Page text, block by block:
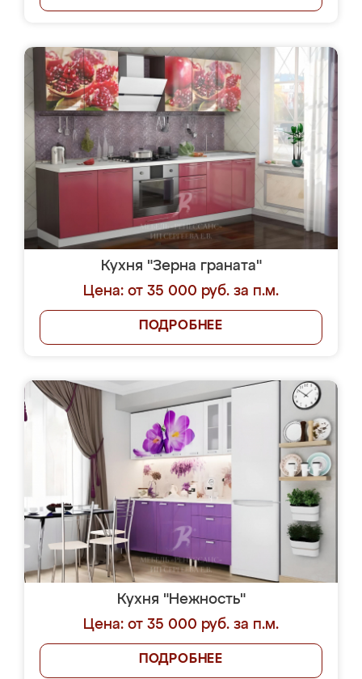
Кухня "Зерна граната"
Цена: от 35 000 руб. за п.м.
ПОДРОБНЕЕ
Кухня "Нежность"
Цена: от 35 000 руб. за п.м.
ПОДРОБНЕЕ